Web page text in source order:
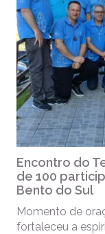
Encontro do
de 100
Bento do Sul
Momento de
fortaleceu a